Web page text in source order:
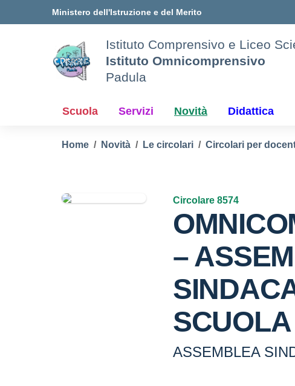
Ministero dell'Istruzione e del Merito
Istituto Comprensivo e Liceo
Istituto Omnicomprensivo
Padula
Scuola Servizi Novità Didattica
Home Novità Le circolari Circolari per
Circolare 8574
–
SCUOLA
ASSEMBLEA